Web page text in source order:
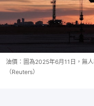
油價：圖為2025年6月11日，無
（Reuters）